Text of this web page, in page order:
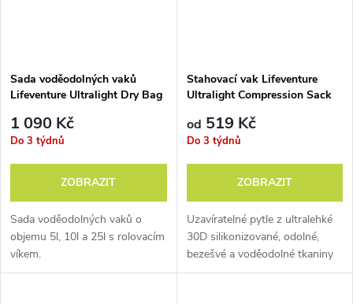
Sada voděodolných vaků
Lifeventure Ultralight Dry Bag
1 090 Kč
Do 3 týdnů
ZOBRAZIT
Sada voděodolných vaků o
objemu 5l, 10l a 25l s rolovacím
víkem.
Stahovací vak Lifeventure
Ultralight Compression Sack
od 519 Kč
Do 3 týdnů
ZOBRAZIT
Uzavíratelné pytle z ultralehké
30D silikonizované, odolné,
bezešvé a voděodolné tkaniny
Cordura®.